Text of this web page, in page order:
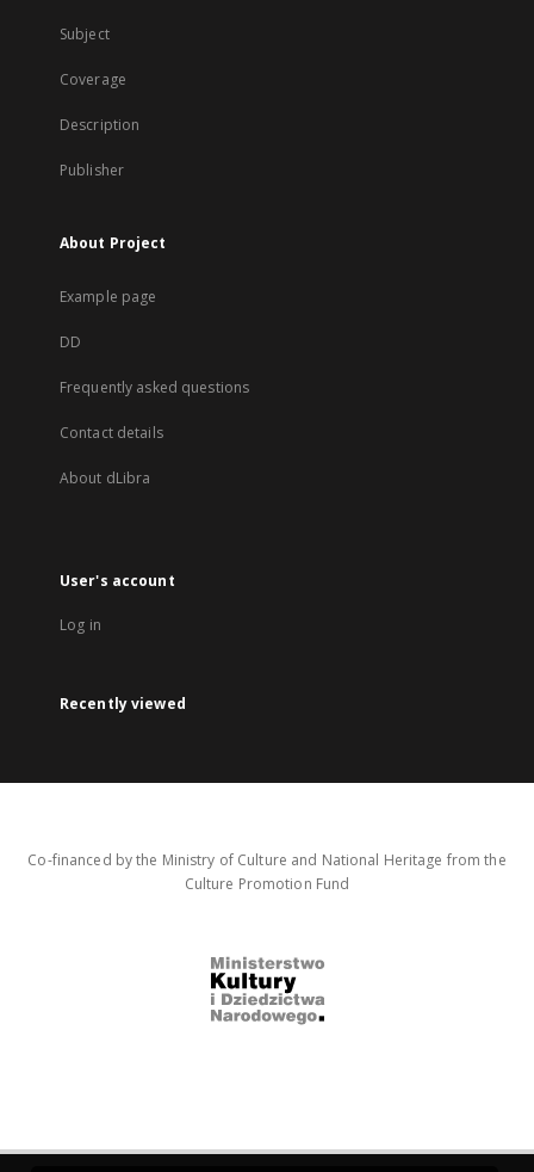
Subject
Coverage
Description
Publisher
About Project
Example page
DD
Frequently asked questions
Contact details
About dLibra
User's account
Log in
Recently viewed
Co-financed by the Ministry of Culture and National Heritage from the
Culture Promotion Fund